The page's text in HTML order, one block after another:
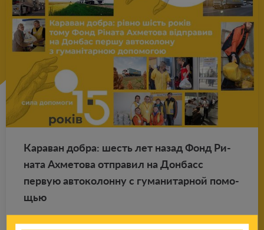
Ка­ра­ван добра: шесть лет назад Фонд Ри­
на­та Ах­ме­то­ва от­пра­вил на Дон­басс
первую ав­то­ко­лон­ну с гу­ма­ни­тар­ной по­мо­
щью
22.08.2020